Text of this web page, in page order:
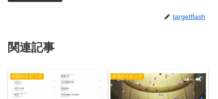
targetflash
関連記事
今日のトピック 今日のトピック